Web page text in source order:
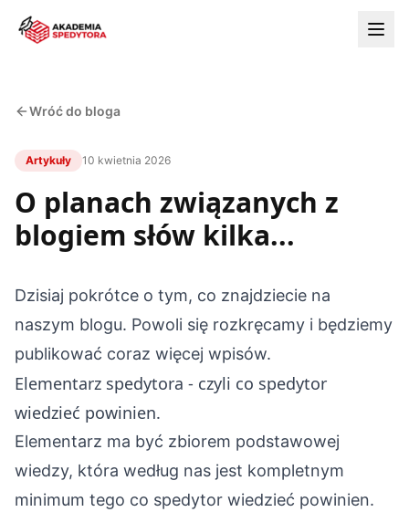
Wróć do bloga
Artykuły 10 kwietnia 2026
O planach związanych z
blogiem słów kilka...
Dzisiaj pokrótce o tym, co znajdziecie na
naszym blogu. Powoli się rozkręcamy i będziemy
publikować coraz więcej wpisów.
Elementarz spedytora - czyli co spedytor
wiedzieć powinien.
Elementarz ma być zbiorem podstawowej
wiedzy, która według nas jest kompletnym
minimum tego co spedytor wiedzieć powinien.